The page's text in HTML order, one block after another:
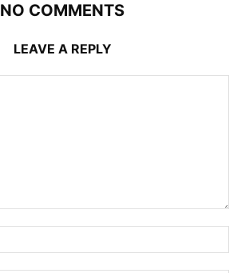
NO COMMENTS
LEAVE A REPLY